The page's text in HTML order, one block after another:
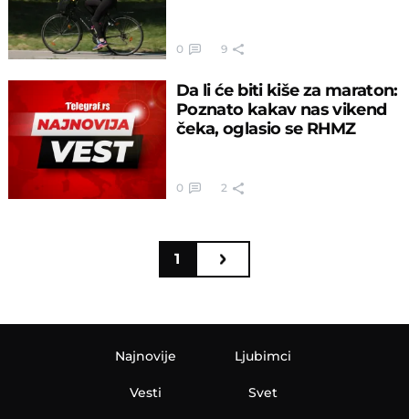
0 9
Da li će biti kiše za maraton:
Poznato kakav nas vikend
čeka, oglasio se RHMZ
0 2
1
Najnovije
Vesti
Ljubimci
Svet